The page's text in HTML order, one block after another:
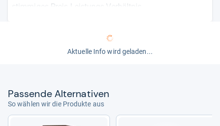
stimmiges Preis-Leistungs-Verhältnis.
Aktuelle Info wird geladen...
Pas­sende Alter­na­ti­ven
So wählen wir die Produkte aus